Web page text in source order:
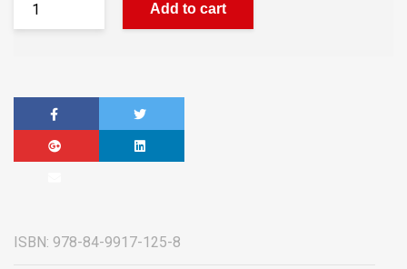
Add to cart
ISBN: 978-84-9917-125-8